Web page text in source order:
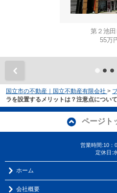
第２池
55万
国立市の不動産｜国立不動産有限会社 >
ラを設置するメリットは？注意点につい
ページト
営業時間:10：
定休日:
ホーム
会社概要